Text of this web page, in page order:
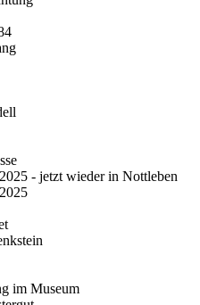
- jetzt wieder in Nottleben
im Museum